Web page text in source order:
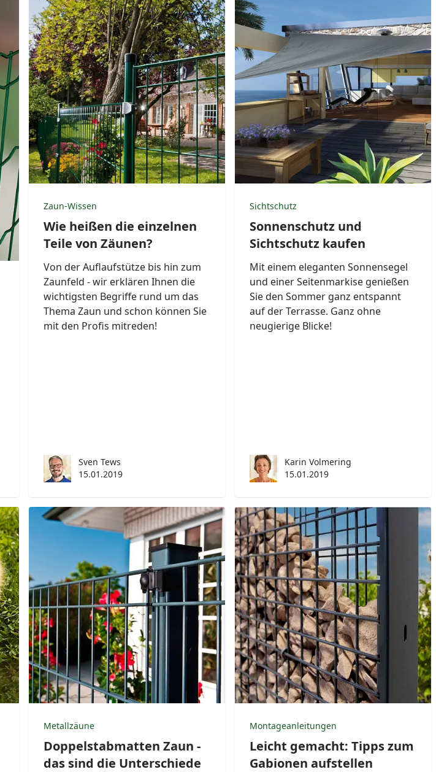
Zaun-Wissen
Wie heißen die einzelnen
Teile von Zäunen?
Von der Auflaufstütze bis hin zum
Zaunfeld - wir erklären Ihnen die
wichtigsten Begriffe rund um das
Thema Zaun und schon können Sie
mit den Profis mitreden!
Sven Tews
15.01.2019
Sichtschutz
Sonnenschutz und
Sichtschutz kaufen
Mit einem eleganten Sonnensegel
und einer Seitenmarkise genießen
Sie den Sommer ganz entspannt
auf der Terrasse. Ganz ohne
neugierige Blicke!
Karin Volmering
15.01.2019
Metallzäune
Doppelstabmatten Zaun -
das sind die Unterschiede
Montageanleitungen
Leicht gemacht: Tipps zum
Gabionen aufstellen